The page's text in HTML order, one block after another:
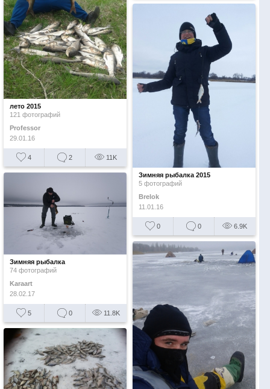
лето 2015
121 фотографий
Professor
29.01.16
4 2 11K
Зимняя рыбалка 2015
5 фотографий
Brelok
11.01.16
0 0 6.9K
Зимняя рыбалка
74 фотографий
Karaart
28.02.17
5 0 11.8K